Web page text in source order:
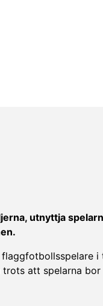
utnyttja
i
att spelarna